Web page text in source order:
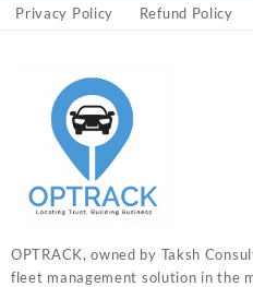
Privacy Policy Refund Policy
OPTRACK, owned by Taksh
fleet management solution in the